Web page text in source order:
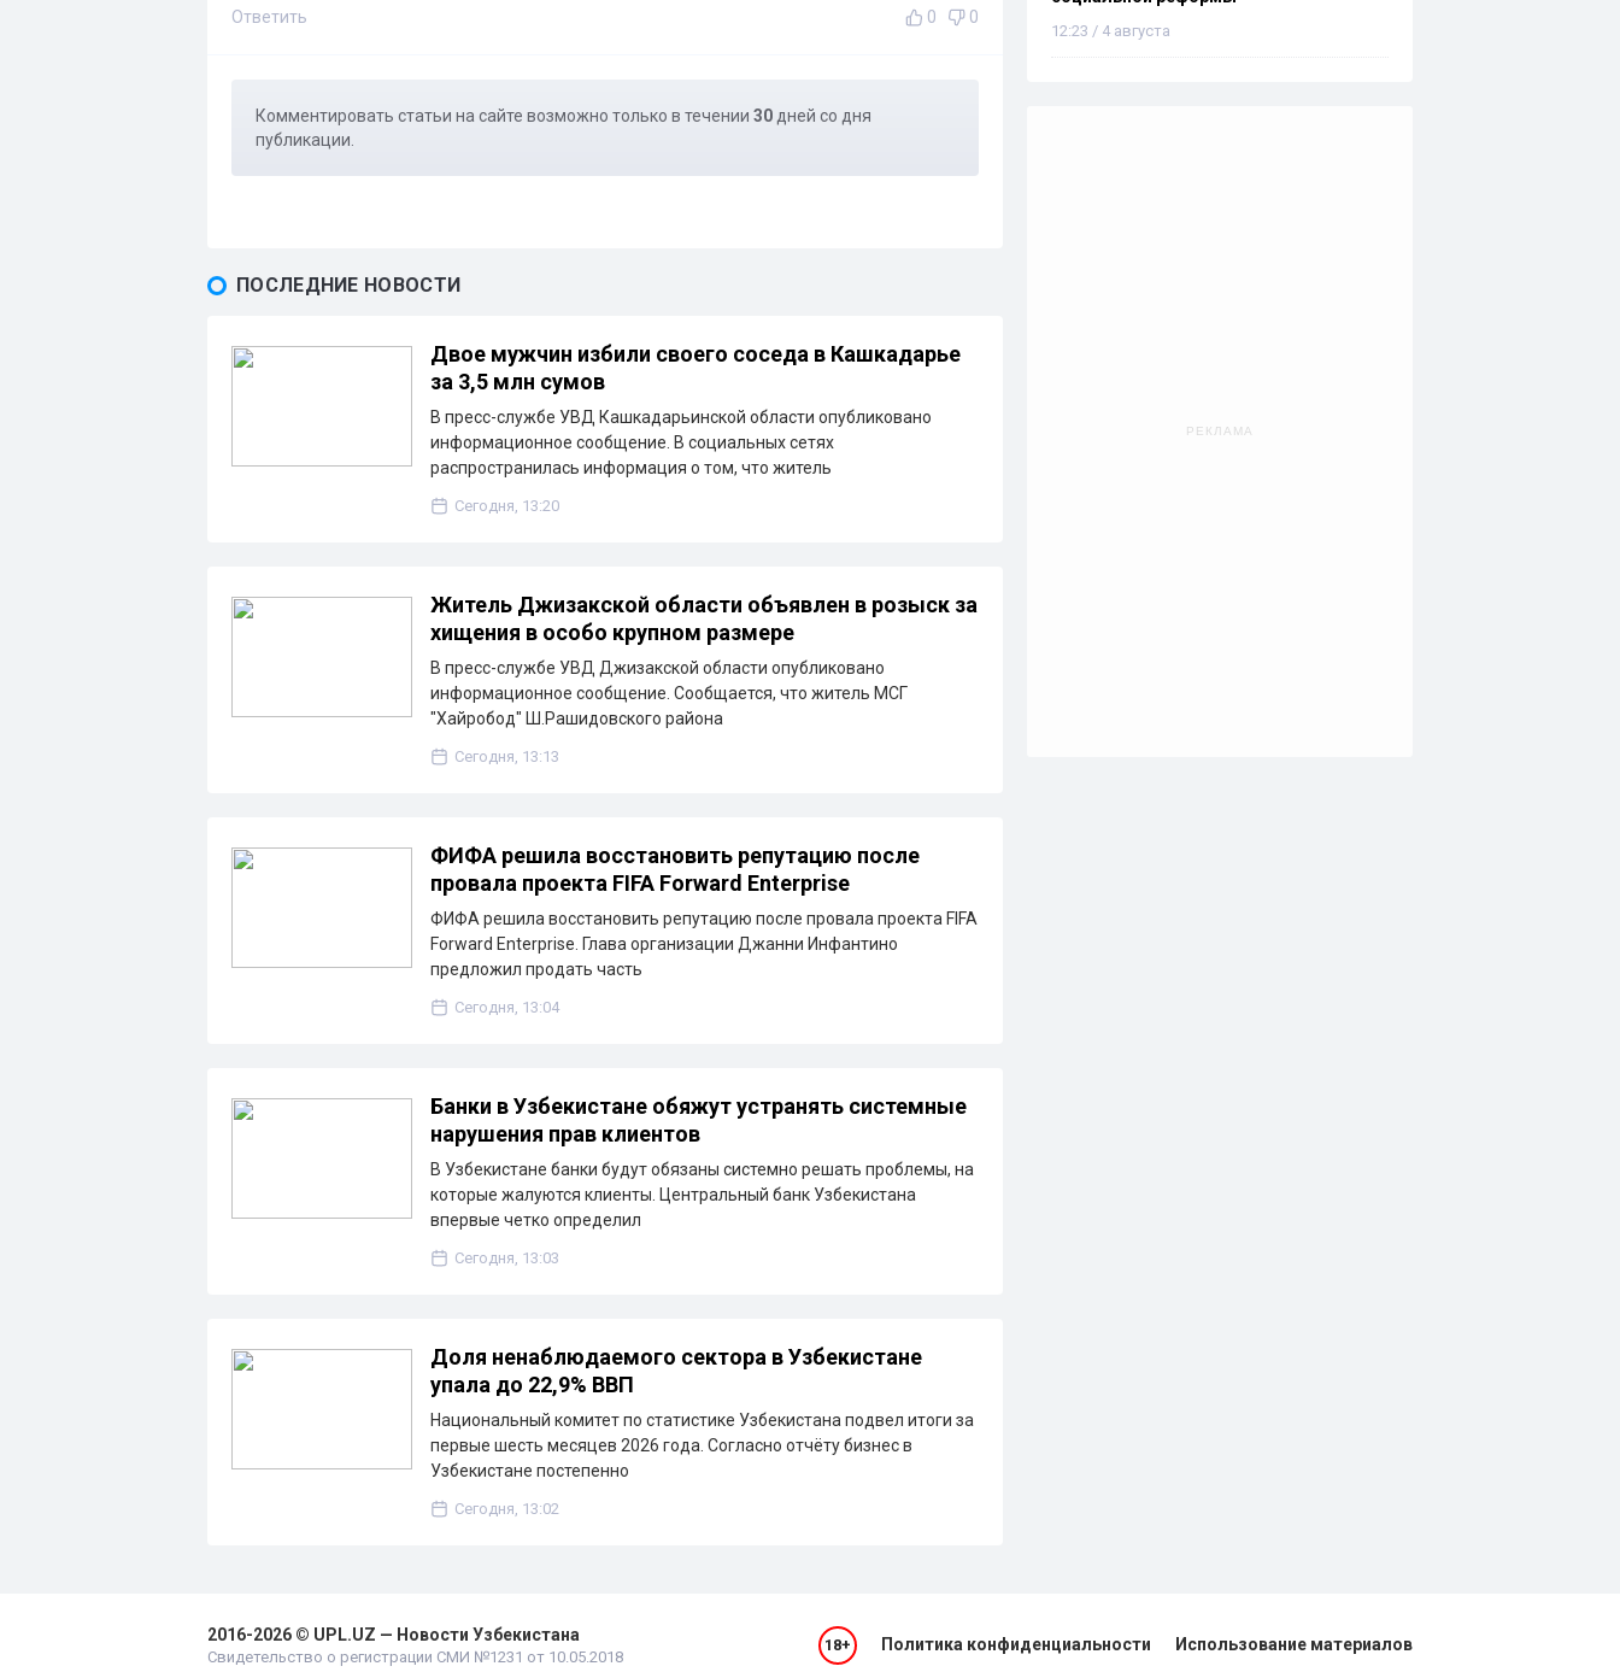
Ответить 0 0
Комментировать статьи на сайте возможно только в течении 30 дней со дня
публикации.
ПОСЛЕДНИЕ НОВОСТИ
Двое мужчин избили своего соседа в Кашкадарье
за 3,5 млн сумов
В пресс-службе УВД Кашкадарьинской области опубликовано
информационное сообщение. В социальных сетях
распространилась информация о том, что житель
Сегодня, 13:20
Житель Джизакской области объявлен в розыск за
хищения в особо крупном размере
В пресс-службе УВД Джизакской области опубликовано
информационное сообщение. Сообщается, что житель МСГ
"Хайробод" Ш.Рашидовского района
Сегодня, 13:13
ФИФА решила восстановить репутацию после
провала проекта FIFA Forward Enterprise
ФИФА решила восстановить репутацию после провала проекта FIFA
Forward Enterprise. Глава организации Джанни Инфантино
предложил продать часть
Сегодня, 13:04
Банки в Узбекистане обяжут устранять системные
нарушения прав клиентов
В Узбекистане банки будут обязаны системно решать проблемы, на
которые жалуются клиенты. Центральный банк Узбекистана
впервые четко определил
Сегодня, 13:03
Доля ненаблюдаемого сектора в Узбекистане
упала до 22,9% ВВП
Национальный комитет по статистике Узбекистана подвел итоги за
первые шесть месяцев 2026 года. Согласно отчёту бизнес в
Узбекистане постепенно
Сегодня, 13:02
12:23 / 4 августа
2016-2026 © UPL.UZ — Новости Узбекистана
Свидетельство о регистрации СМИ №1231 от 10.05.2018
18+ Политика конфиденциальности Использование материалов